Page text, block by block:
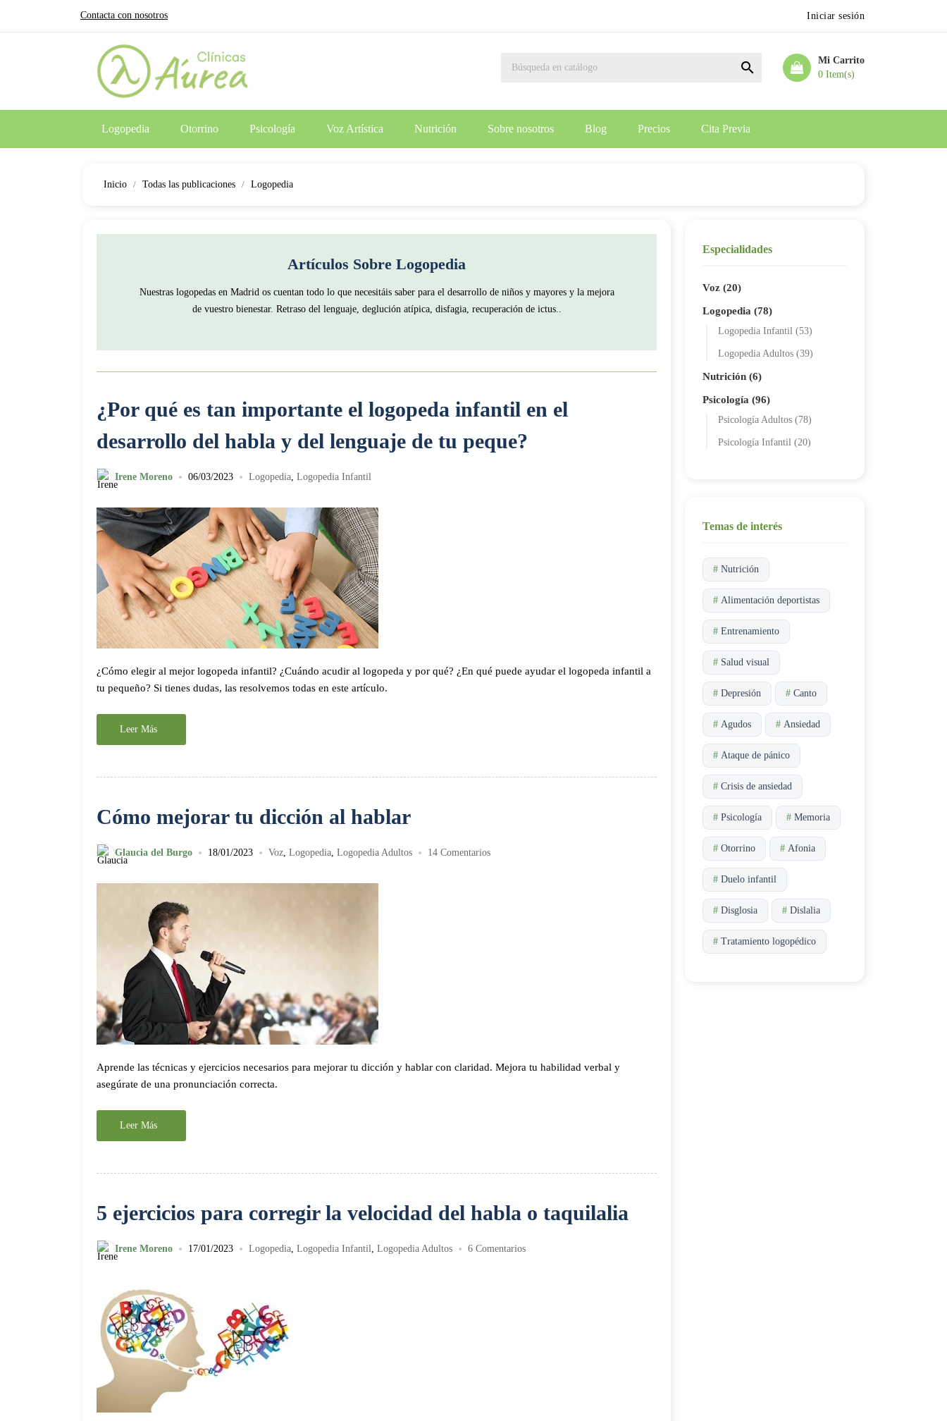
Contacta con nosotros Iniciar sesión
Mi Carrito
0 Item(s)

Logopedia Otorrino Psicología Voz Artística Nutrición Sobre nosotros Blog Precios Cita Previa
Inicio Todas las publicaciones Logopedia
Artículos Sobre Logopedia
Nuestras logopedas en Madrid os cuentan todo lo que necesitáis saber para el desarrollo de niños y mayores y la mejora
de vuestro bienestar. Retraso del lenguaje, deglución atípica, disfagia, recuperación de ictus..
¿Por qué es tan importante el logopeda infantil en el
desarrollo del habla y del lenguaje de tu peque?
Irene Moreno • 06/03/2023 • Logopedia, Logopedia Infantil
¿Cómo elegir al mejor logopeda infantil? ¿Cuándo acudir al logopeda y por qué? ¿En qué puede ayudar el logopeda infantil a
tu pequeño? Si tienes dudas, las resolvemos todas en este artículo.
Leer Más
Cómo mejorar tu dicción al hablar
Glaucia del Burgo • 18/01/2023 • Voz, Logopedia, Logopedia Adultos • 14 Comentarios
Aprende las técnicas y ejercicios necesarios para mejorar tu dicción y hablar con claridad. Mejora tu habilidad verbal y
asegúrate de una pronunciación correcta.
Leer Más
5 ejercicios para corregir la velocidad del habla o taquilalia
Irene Moreno • 17/01/2023 • Logopedia, Logopedia Infantil, Logopedia Adultos • 6 Comentarios
Especialidades
Voz (20)
Logopedia (78)
Logopedia Infantil (53)
Logopedia Adultos (39)
Nutrición (6)
Psicología (96)
Psicología Adultos (78)
Psicología Infantil (20)
Temas de interés
# Nutrición
# Alimentación deportistas
# Entrenamiento
# Salud visual
# Depresión # Canto
# Agudos # Ansiedad
# Ataque de pánico
# Crisis de ansiedad
# Psicología # Memoria
# Otorrino # Afonia
# Duelo infantil
# Disglosia # Dislalia
# Tratamiento logopédico